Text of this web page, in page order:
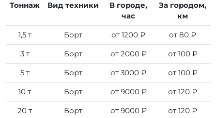
Тоннаж Вид техники
В городе,
час
За городом,
км
1,5 т Борт от 1200 ₽ от 80 ₽
3 т Борт от 2000 ₽ от 100 ₽
5 т Борт от 3000 ₽ от 100 ₽
10 т Борт от 9000 ₽ от 120 ₽
20 т Борт от 9000 ₽ от 120 ₽